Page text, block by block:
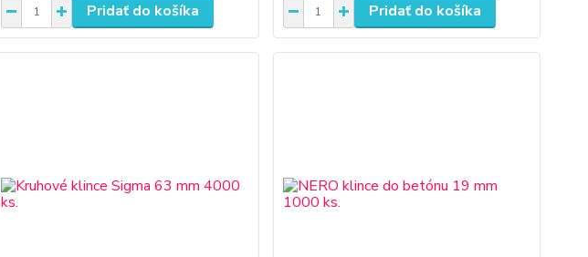
Pridať do košíka Pridať do košíka